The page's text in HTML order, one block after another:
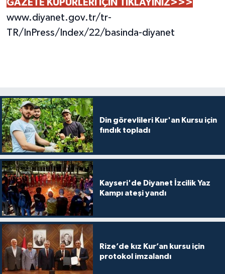
GAZETE KÜPÜRLERİ İÇİN TIKLAYINIZ>>>
www.diyanet.gov.tr/tr-
TR/InPress/Index/22/basinda-diyanet
Din görevlileri Kur'an Kursu için
fındık topladı
Kayseri'de Diyanet İzcilik Yaz
Kampı ateşi yandı
Rize’de kız Kur’an kursu için
protokol imzalandı